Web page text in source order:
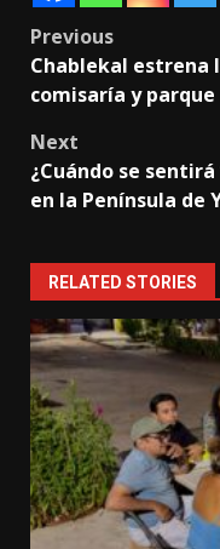
Post
navigation
Previous
Chablekal estrena
comisaría y
Next
¿Cuándo se
en la Península de
RELATED STORIES